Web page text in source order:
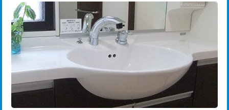
廃棄・処分 現場見積
※給水管工事は20mmまでの価格です。
業)
給水管工事※（塩ビ管（VP・HI）使
用/3ｍまで)
33,000円
給水管工事※（塩ビ管（VP・HI）使
用（追加）/3ｍ超え)
給水管工事※（ライニング鋼管・銅
管・ポリ管・HT管使用/3ｍまで)
44,000円
追加トーラー機使用/3m超え +3,300円
カメラ調査 33,000円
桝清掃
止水・漏水調査・防水処理・清掃・修
理・調整・分解・加工など（軽作業）
11,000円
止水・漏水調査・防水処理・清掃・修
22,000円